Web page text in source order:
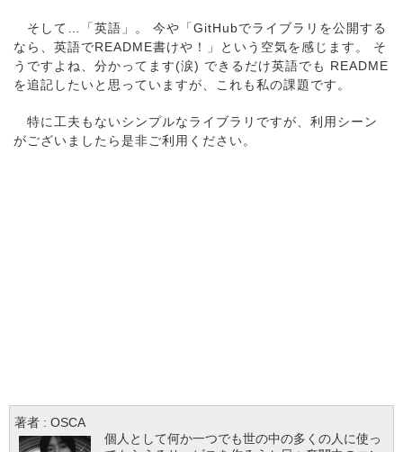
そして…「英語」。 今や「GitHubでライブラリを公開する
なら、英語でREADME書けや！」という空気を感じます。 そ
うですよね、分かってます(涙) できるだけ英語でも README
を追記したいと思っていますが、これも私の課題です。
特に工夫もないシンプルなライブラリですが、利用シーン
がございましたら是非ご利用ください。
著者 : OSCA
個人として何か一つでも世の中の多くの人に使っ